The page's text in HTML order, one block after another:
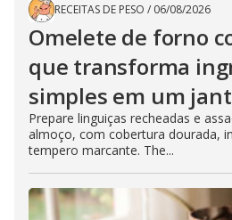
RECEITAS DE PESO / 06/08/2026
Omelete de forno
que transforma
simples em um
Prepare linguiças recheadas e
almoço, com cobertura dourada,
tempero marcante. The...